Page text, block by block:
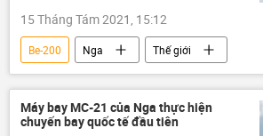
15 Tháng Tám 2021, 15:12
Be-200 Nga
Thế giới
Trung Đông
Vladimir Putin
Thổ Nhĩ Kỳ
Liên bang Nga
Máy bay MС-21 của Nga thực hiện
chuyến bay quốc tế đầu tiên